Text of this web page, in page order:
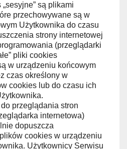
są plikami
przechowywane są w
Użytkownika do czasu
strony internetowej
(przeglądarki
pliki cookies
w urządzeniu końcowym
czas określony w
cookies lub do czasu ich
przeglądania stron
internetowa)
dopuszcza
cookies w urządzeniu
Użytkownicy Serwisu